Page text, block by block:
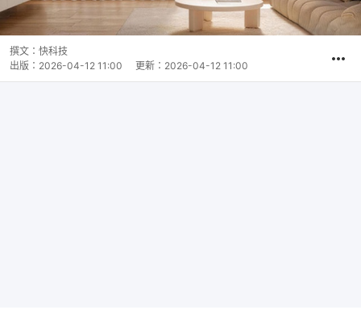
撰文： 快科技
出版： 2026-04-12 11:00 更新： 2026-04-12 11:00